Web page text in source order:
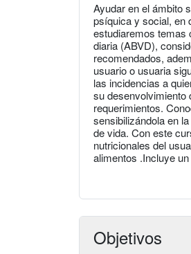
Ayudar en el ámbito
psíquica y social, en
estudiaremos temas
diaria (ABVD),
recomendados,
usuario o usuaria
las incidencias a
su desenvolvimiento
requerimientos.
sensibilizándola en
de vida. Con este
nutricionales del
alimentos .Incluye
Objetivos